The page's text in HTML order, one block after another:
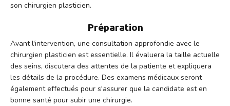
son chirurgien plasticien.
Préparation
Avant l'intervention, une consultation approfondie avec le
chirurgien plasticien est essentielle. Il évaluera la taille actuelle
des seins, discutera des attentes de la patiente et expliquera
les détails de la procédure. Des examens médicaux seront
également effectués pour s'assurer que la candidate est en
bonne santé pour subir une chirurgie.